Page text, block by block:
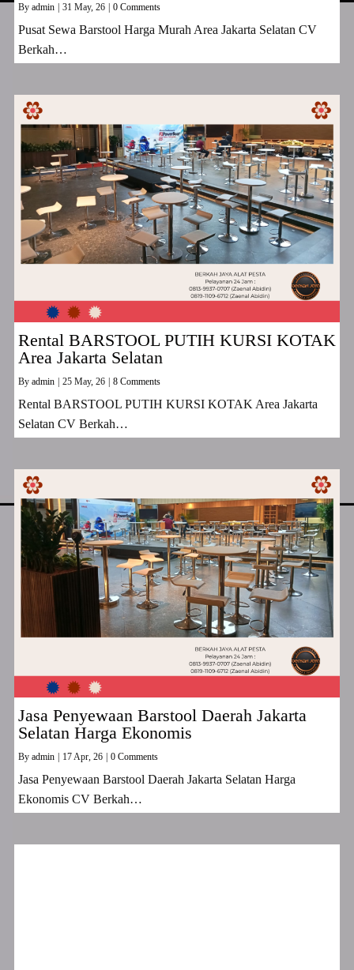
By admin | 31 May, 26 | 0 Comments
Pusat Sewa Barstool Harga Murah Area Jakarta Selatan CV
Berkah…
Rental BARSTOOL PUTIH KURSI KOTAK
Area Jakarta Selatan
By admin 25 May, 26 8 Comments
Rental BARSTOOL PUTIH KURSI KOTAK Area Jakarta
Selatan CV Berkah…
Jasa Penyewaan Barstool Daerah Jakarta
Selatan Harga Ekonomis
By admin | 17 Apr, 26 | 0 Comments
Jasa Penyewaan Barstool Daerah Jakarta Selatan Harga
Ekonomis CV Berkah…